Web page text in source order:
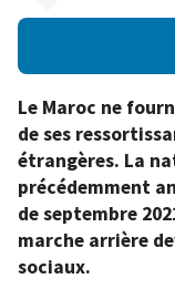
Le Maroc ne
de ses
étrangères. La
précédemment
de septembre
marche arrière
sociaux.